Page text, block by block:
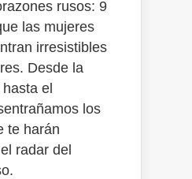
rusos: 9
las mujeres
irresistibles
Desde la
el
los
te harán
radar del